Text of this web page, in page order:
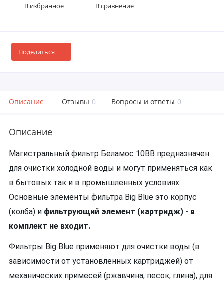
В избранное В сравнение
Поделиться
Описание Отзывы 0 Вопросы и ответы 0
Описание
Магистральный фильтр Беламос 10BB предназначен
для очистки холодной воды и могут применяться как
в бытовых так и в промышленных условиях.
Основные элементы фильтра Big Blue это корпус
(колба) и фильтрующий элемент (картридж) - в
комплект не входит.
Фильтры Big Blue применяют для очистки воды (в
зависимости от установленных картриджей) от
механических примесей (ржавчина, песок, глина), для